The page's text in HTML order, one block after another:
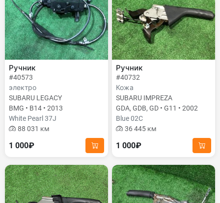
Ручник
#40573
электро
SUBARU LEGACY
BMG • B14 • 2013
White Pearl 37J
88 031 км
1 000₽
Ручник
#40732
Кожа
SUBARU IMPREZA
GDA, GDB, GD • G11 • 2002
Blue 02C
36 445 км
1 000₽